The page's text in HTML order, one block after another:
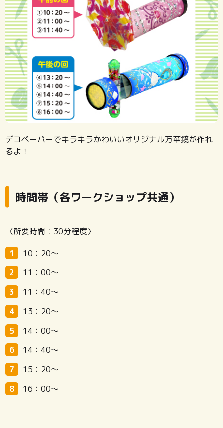
デコペーパーでキラキラかわいいオリジナル万華鏡が作れ
るよ！
時間帯（各ワークショップ共通）
〈所要時間：30分程度〉
10：20～
11：00～
11：40～
13：20～
14：00～
14：40～
15：20～
16：00～